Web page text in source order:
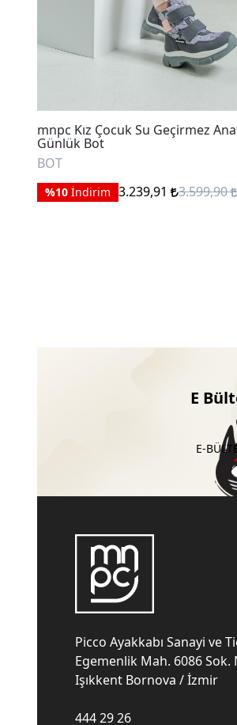
mnpc Kız Çocuk Su Geçirmez
Günlük Bot
BOT
%10 İndirim 3.239,91 3.599,90
E
E-
Picco Ayakkabı Sanayi ve
Egemenlik Mah. 6086 Sok.
Işıkkent Bornova / İzmir
444 29 26